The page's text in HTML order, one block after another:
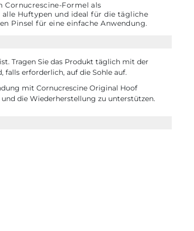
Cornucrescine-Formel als
Huftypen und ideal für die tägliche
Pinsel für eine einfache Anwendung.
Tragen Sie das Produkt täglich mit der
erforderlich, auf die Sohle auf.
mit Cornucrescine Original Hoof
die Wiederherstellung zu unterstützen.